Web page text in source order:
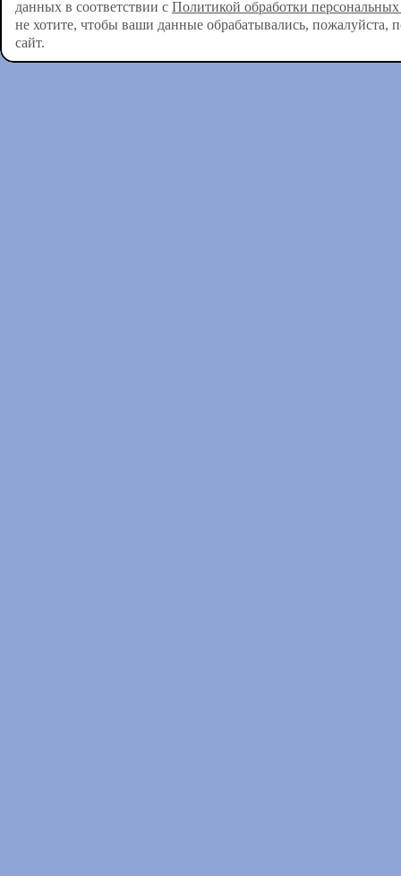
данных в соответствии с Политикой обработки
не хотите, чтобы ваши данные обрабатывались, пожалуйста,
сайт.